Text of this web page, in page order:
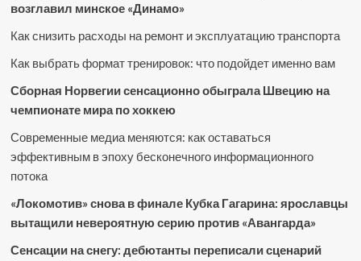
возглавил минское «Динамо»
Как снизить расходы на ремонт и эксплуатацию транспорта
Как выбрать формат тренировок: что подойдет именно вам
Сборная Норвегии сенсационно обыграла Швецию на
чемпионате мира по хоккею
Современные медиа меняются: как оставаться
эффективным в эпоху бесконечного информационного
потока
«Локомотив» снова в финале Кубка Гагарина: ярославцы
вытащили невероятную серию против «Авангарда»
Сенсации на снегу: дебютанты переписали сценарий